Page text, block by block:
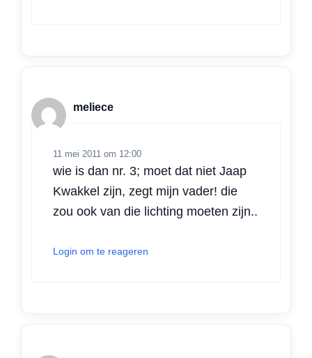
meliece
11 mei 2011 om 12:00
wie is dan nr. 3; moet dat niet Jaap
Kwakkel zijn, zegt mijn vader! die
zou ook van die lichting moeten zijn..
Login om te reageren